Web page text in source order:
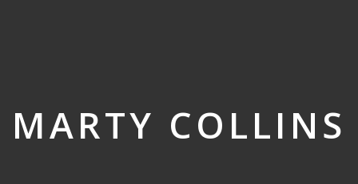
MARTY COLLINS